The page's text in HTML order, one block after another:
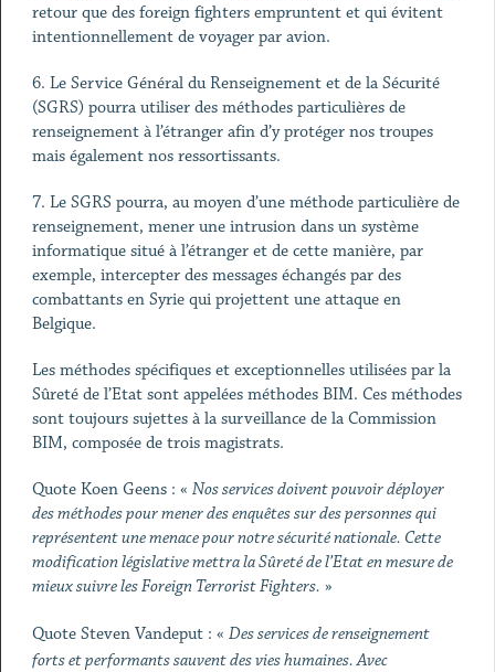
retour que des foreign fighters empruntent et qui évitent
intentionnellement de voyager par avion.
6. Le Service Général du Renseignement et de la Sécurité
(SGRS) pourra utiliser des méthodes particulières de
renseignement à l’étranger afin d’y protéger nos troupes
mais également nos ressortissants.
7. Le SGRS pourra, au moyen d’une méthode particulière de
renseignement, mener une intrusion dans un système
informatique situé à l’étranger et de cette manière, par
exemple, intercepter des messages échangés par des
combattants en Syrie qui projettent une attaque en
Belgique.
Les méthodes spécifiques et exceptionnelles utilisées par la
Sûreté de l’Etat sont appelées méthodes BIM. Ces méthodes
sont toujours sujettes à la surveillance de la Commission
BIM, composée de trois magistrats.
Quote Koen Geens : « Nos services doivent pouvoir déployer
des méthodes pour mener des enquêtes sur des personnes qui
représentent une menace pour notre sécurité nationale. Cette
modification législative mettra la Sûreté de l’Etat en mesure de
mieux suivre les Foreign Terrorist Fighters. »
Quote Steven Vandeput : « Des services de renseignement
forts et performants sauvent des vies humaines. Avec